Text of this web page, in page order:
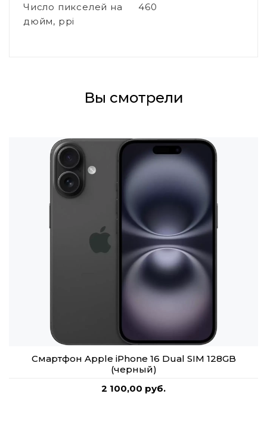
Число пикселей на
дюйм, ppi
460
Вы смотрели
Смартфон Apple iPhone 16 Dual SIM 128GB
(черный)
2 100,00 руб.